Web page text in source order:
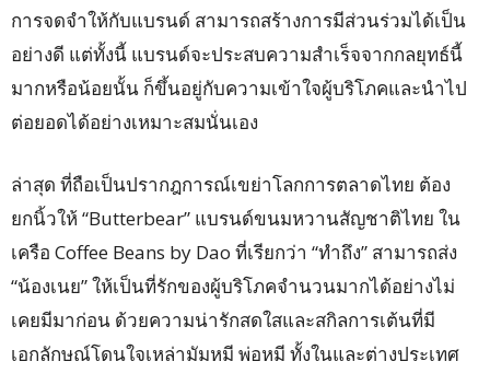
การจดจำให้กับแบรนด์ สามารถสร้างการมีส่วนร่วมได้เป็น
อย่างดี แต่ทั้งนี้ แบรนด์จะประสบความสำเร็จจากกลยุทธ์นี้
มากหรือน้อยนั้น ก็ขึ้นอยู่กับความเข้าใจผู้บริโภคและนำไป
ต่อยอดได้อย่างเหมาะสมนั่นเอง
ล่าสุด ที่ถือเป็นปรากฎการณ์เขย่าโลกการตลาดไทย ต้อง
ยกนิ้วให้ “Butterbear” แบรนด์ขนมหวานสัญชาติไทย ใน
เครือ Coffee Beans by Dao ที่เรียกว่า “ทำถึง” สามารถส่ง
“น้องเนย” ให้เป็นที่รักของผู้บริโภคจำนวนมากได้อย่างไม่
เคยมีมาก่อน ด้วยความน่ารักสดใสและสกิลการเต้นที่มี
เอกลักษณ์โดนใจเหล่ามัมหมี พ่อหมี ทั้งในและต่างประเทศ